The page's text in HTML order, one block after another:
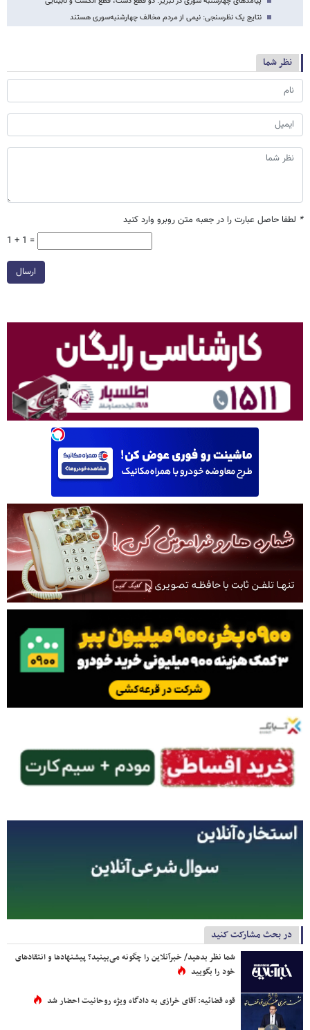
نتایج یک نظرسنجی: نیمی از مردم مخالف چهارشنبه‌سوری هستند
نظر شما
* لطفا حاصل عبارت را در جعبه متن روبرو وارد کنید
1 + 1 =
ارسال
در بحث مشارکت کنید
شما نظر بدهید/ خبرآنلاین را چگونه می‌بینید؟ پیشنهادها و انتقادهای
خود را بگویید
قوه قضائیه: آقای خرازی به دادگاه ویژه روحانیت احضار شد